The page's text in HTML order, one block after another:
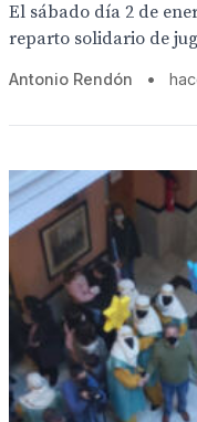
El sábado día 2 de
reparto solidario de
Antonio Rendón •